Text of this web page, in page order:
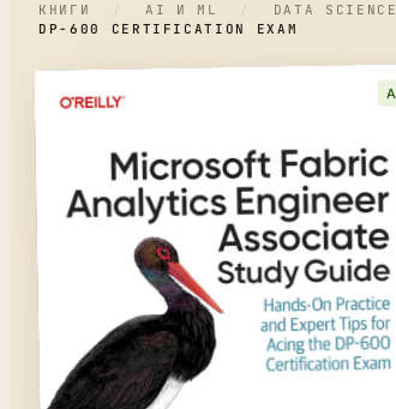
КНИГИ / AI И ML / DATA SCIENCE
DP-600 CERTIFICATION EXAM
A